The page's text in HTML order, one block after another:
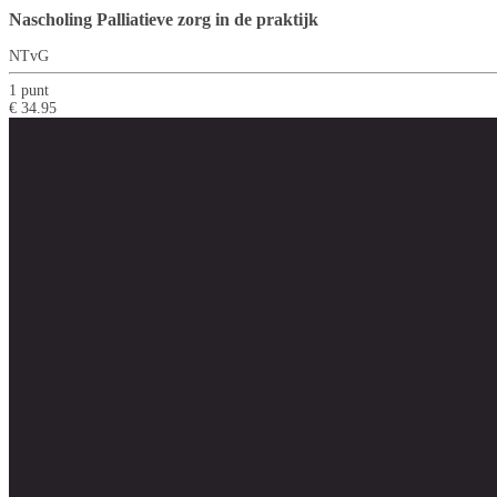
Nascholing Palliatieve zorg in de praktijk
NTvG
1 punt
€ 34.95